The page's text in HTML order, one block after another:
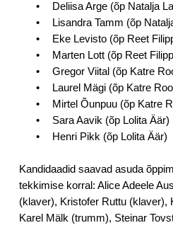
•
Deliisa Arge (õp Natalja
•
Lisandra Tamm (õp
•
Eke Levisto (õp Reet
•
Marten Lott (õp Reet
•
Gregor Viital (õp Katre
•
Laurel Mägi (õp Katre
•
Mirtel Õunpuu (õp Katre
•
Sara Aavik (õp Lolita Äär)
•
Henri Pikk (õp Lolita Äär)
Kandidaadid saavad asuda
tekkimise korral: Alice Adeele
(klaver), Kristofer Ruttu (klaver),
Karel Mälk (trumm), Steinar